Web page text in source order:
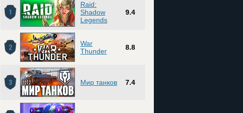
1
Raid:
Shadow
Legends
9.4
2
War
Thunder
8.8
3 Мир танков 7.4